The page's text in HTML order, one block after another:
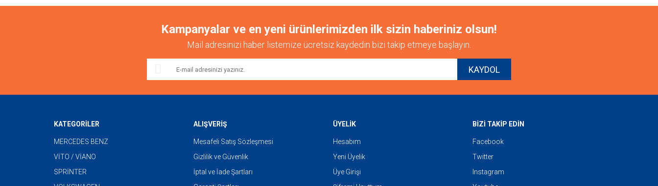
Gönder
Kampanyalar ve en yeni ürünlerimizden ilk sizin haberiniz olsun!
Mail adresinizi haber listemize ücretsiz kaydedin bizi takip etmeye başlayın.
KAYDOL
KATEGORİLER
MERCEDES BENZ
VİTO / VİANO
SPRİNTER
ALIŞVERİŞ
Mesafeli Satış Sözleşmesi
Gizlilik ve Güvenlik
İptal ve İade Şartları
ÜYELİK
Hesabım
Yeni Üyelik
Üye Girişi
BİZİ TAKİP EDİN
Facebook
Twitter
Instagram